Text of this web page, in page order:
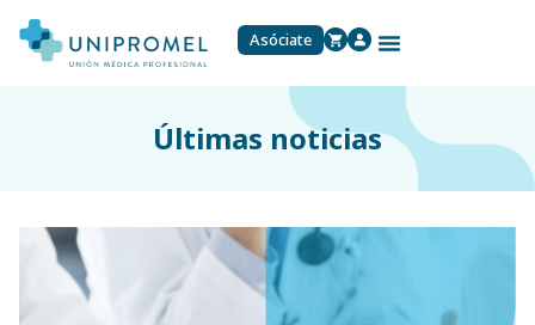
Asóciate
Últimas noticias